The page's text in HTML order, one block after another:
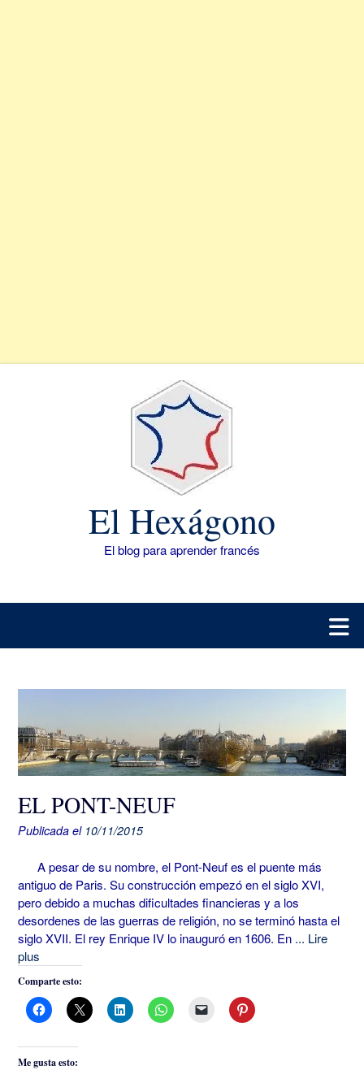
El Hexágono
El blog para aprender francés
EL PONT-NEUF
Publicada el 10/11/2015
A pesar de su nombre, el Pont-Neuf es el puente más
antiguo de Paris. Su construcción empezó en el siglo XVI,
pero debido a muchas dificultades financieras y a los
desordenes de las guerras de religión, no se terminó hasta el
siglo XVII. El rey Enrique IV lo inauguró en 1606. En ... Lire
plus
Comparte esto:
Me gusta esto: